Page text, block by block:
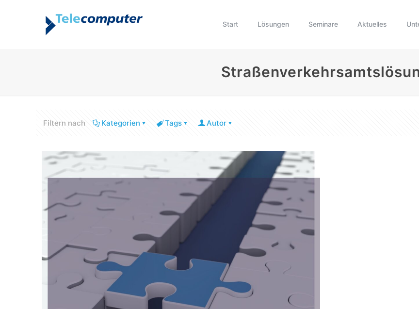
Start Lösungen Seminare Aktuelles
Filtern nach Kategorien Tags Autor